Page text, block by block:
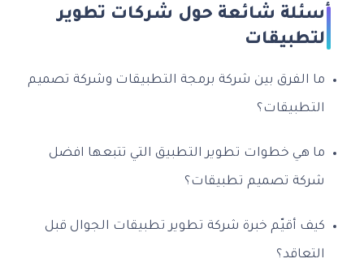
أسئلة شائعة حول شركات تطوير
التطبيقات
ما الفرق بين شركة برمجة التطبيقات وشركة تصميم
التطبيقات؟
ما هي خطوات تطوير التطبيق التي تتبعها افضل
شركة تصميم تطبيقات؟
كيف أقيّم خبرة شركة تطوير تطبيقات الجوال قبل
التعاقد؟